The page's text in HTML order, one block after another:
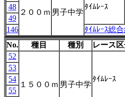
２００ｍ 男子中学
ﾀｲﾑﾚｰｽ
48
49
146
ﾀｲﾑﾚｰｽ総
No.
種目 種別 レース
52
１５００ｍ 男子中学
ﾀｲﾑﾚｰｽ
53
54
55